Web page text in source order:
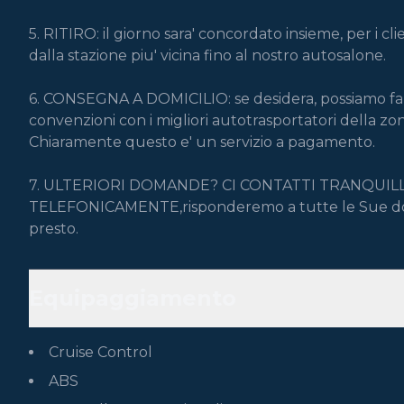
5. RITIRO: il giorno sara' concordato insieme, per i
dalla stazione piu' vicina fino al nostro autosalone.
6. CONSEGNA A DOMICILIO: se desidera,
convenzioni con i migliori autotrasportatori della
Chiaramente questo e' un servizio a pagamento.
7. ULTERIORI DOMANDE? CI CONTATTI
TELEFONICAMENTE,risponderemo a tutte le Sue
presto.
Cruise Control
ABS